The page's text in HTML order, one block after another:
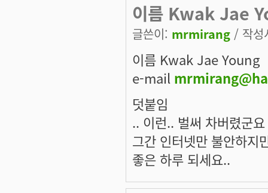
이름 Kwak Jae
글쓴이: mrmirang / 작
이름 Kwak Jae Young
e-mail
덧붙임
.. 이런.. 벌써 차버렸군
그간 인터넷만 불안하지
좋은 하루 되세요..